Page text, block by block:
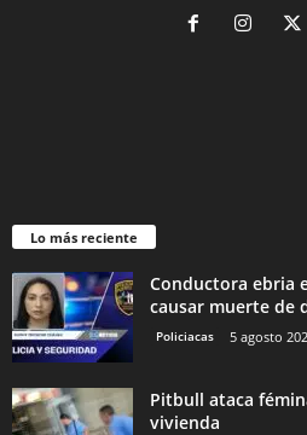
Lo más reciente
Conductora ebria
causar muerte de
Policiacas 5 agosto
Pitbull ataca
vivienda